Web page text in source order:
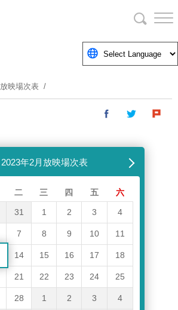
放映場次表
2023年2月放映場次表下個月
二 三 四 五 六
31 1 2 3 4
7 8 9 10 11
14 15 16 17 18
21 22 23 24 25
28 1 2 3 4